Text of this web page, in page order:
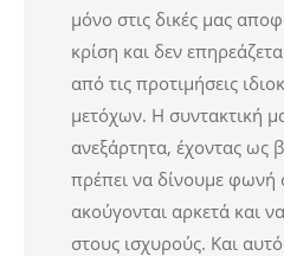
μόνο στις δικές μας
κρίση και δεν
από τις προτιμήσεις
μετόχων. Η συντακτική
ανεξάρτητα, έχοντας ως
πρέπει να δίνουμε φωνή
ακούγονται αρκετά και
στους ισχυρούς. Και αυτό